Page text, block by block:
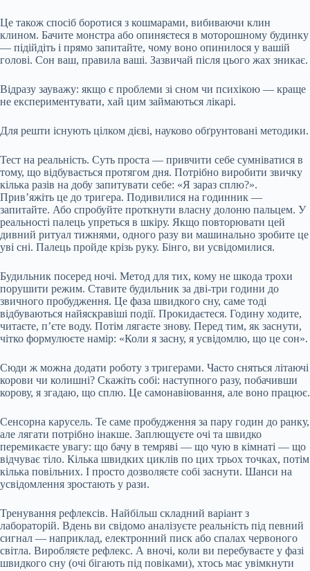
Це також спосіб боротися з кошмарами, вибиваючи клин
клином. Бачите монстра або опиняєтеся в моторошному будинку
— підійдіть і прямо запитайте, чому воно опинилося у вашій
голові. Сон ваш, правила ваші. Зазвичай після цього жах зникає.
Відразу зауважу: якщо є проблеми зі сном чи психікою — краще
не експериментувати, хай цим займаються лікарі.
Для решти існують цілком дієві, науково обґрунтовані методики.
Тест на реальність. Суть проста — привчити себе сумніватися в
тому, що відбувається протягом дня. Потрібно виробити звичку
кілька разів на добу запитувати себе: «Я зараз сплю?».
Прив’яжіть це до тригера. Подивилися на годинник —
запитайте. Або спробуйте проткнути власну долоню пальцем. У
реальності палець упреться в шкіру. Якщо повторювати цей
дивний ритуал тижнями, одного разу ви машинально зробите це
уві сні. Палець пройде крізь руку. Бінго, ви усвідомилися.
Будильник посеред ночі. Метод для тих, кому не шкода трохи
порушити режим. Ставите будильник за дві-три години до
звичного пробудження. Це фаза швидкого сну, саме тоді
відбуваються найяскравіші події. Прокидаєтеся. Годину ходите,
читаєте, п’єте воду. Потім лягаєте знову. Перед тим, як заснути,
чітко формулюєте намір: «Коли я засну, я усвідомлю, що це сон».
Сюди ж можна додати роботу з тригерами. Часто сняться літаючі
корови чи колишні? Скажіть собі: наступного разу, побачивши
корову, я згадаю, що сплю. Це самонавіювання, але воно працює.
Сенсорна карусель. Те саме пробудження за пару годин до ранку,
але лягати потрібно інакше. Заплющуєте очі та швидко
перемикаєте увагу: що бачу в темряві — що чую в кімнаті — що
відчуває тіло. Кілька швидких циклів по цих трьох точках, потім
кілька повільних. І просто дозволяєте собі заснути. Шанси на
усвідомлення зростають у рази.
Тренування рефлексів. Найбільш складний варіант з
лабораторій. Вдень ви свідомо аналізуєте реальність під певний
сигнал — наприклад, електронний писк або спалах червоного
світла. Виробляєте рефлекс. А вночі, коли ви перебуваєте у фазі
швидкого сну (очі бігають під повіками), хтось має увімкнути